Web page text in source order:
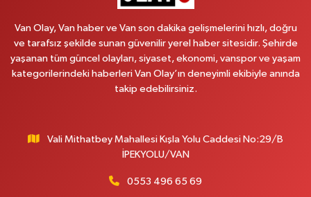
Vanyolu Mahallesi, Kara Yusuf Bey Caddesi No:99 B Erciş Van
0 (432) 351 02 96 Yol Tarifi Al
Koç Eczanesi
Engin Eczanesi
Beyazıt Mahallesi, Zeylan Caddesi No:46 A Erciş Van
Yol Tarifi Al
Van Olay, Van haber ve Van son dakika gelişmelerini hızlı, doğru
ve tarafsız şekilde sunan güvenilir yerel haber sitesidir. Şehirde
yaşanan tüm güncel olayları, siyaset, ekonomi, vanspor ve yaşam
kategorilerindeki haberleri Van Olay’ın deneyimli ekibiyle anında
takip edebilirsiniz.
Vali Mithatbey Mahallesi Kışla Yolu Caddesi No:29/B
İPEKYOLU/VAN
0553 496 65 69